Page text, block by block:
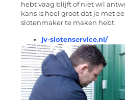
hebt vaag blijft of niet wil
kans is heel groot dat je met
slotenmaker te maken hebt.
jv-slotenservice.nl/